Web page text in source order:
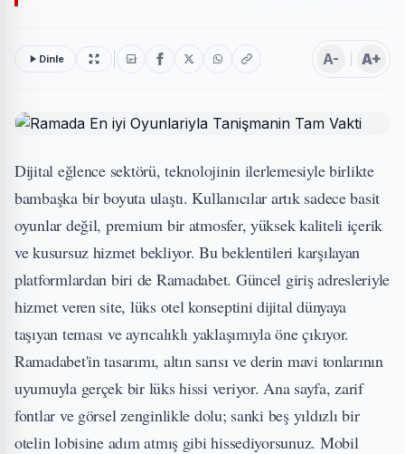
Dinle A- A+
Dijital eğlence sektörü, teknolojinin ilerlemesiyle birlikte
bambaşka bir boyuta ulaştı. Kullanıcılar artık sadece basit
oyunlar değil, premium bir atmosfer, yüksek kaliteli içerik
ve kusursuz hizmet bekliyor. Bu beklentileri karşılayan
platformlardan biri de Ramadabet. Güncel giriş adresleriyle
hizmet veren site, lüks otel konseptini dijital dünyaya
taşıyan teması ve ayrıcalıklı yaklaşımıyla öne çıkıyor.
Ramadabet'in tasarımı, altın sarısı ve derin mavi tonlarının
uyumuyla gerçek bir lüks hissi veriyor. Ana sayfa, zarif
fontlar ve görsel zenginlikle dolu; sanki beş yıldızlı bir
otelin lobisine adım atmış gibi hissediyorsunuz. Mobil